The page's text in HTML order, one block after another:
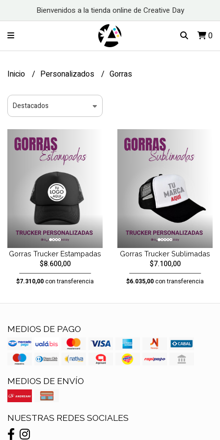
Bienvenidos a la tienda online de Creative Day
0
Inicio Personalizados Gorras
Gorras Trucker Estampadas
$8.600,00
$7.310,00con transferencia
Gorras Trucker Sublimadas
$7.100,00
$6.035,00con transferencia
MEDIOS DE PAGO
MEDIOS DE ENVÍO
NUESTRAS REDES SOCIALES